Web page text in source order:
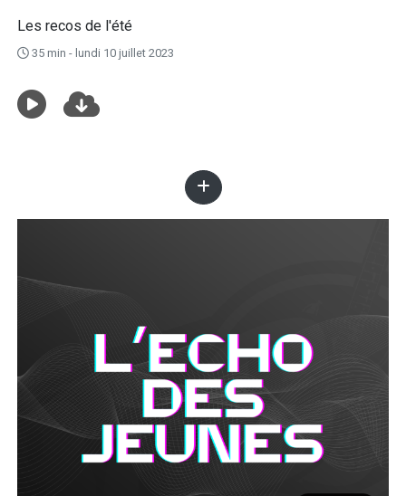
Les recos de l'été
35 min - lundi 10 juillet 2023